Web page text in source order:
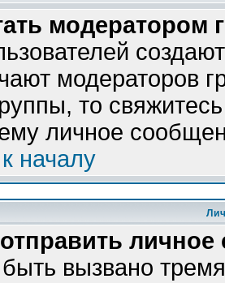
модератором
модераторов
то
личное
началу
вызвано